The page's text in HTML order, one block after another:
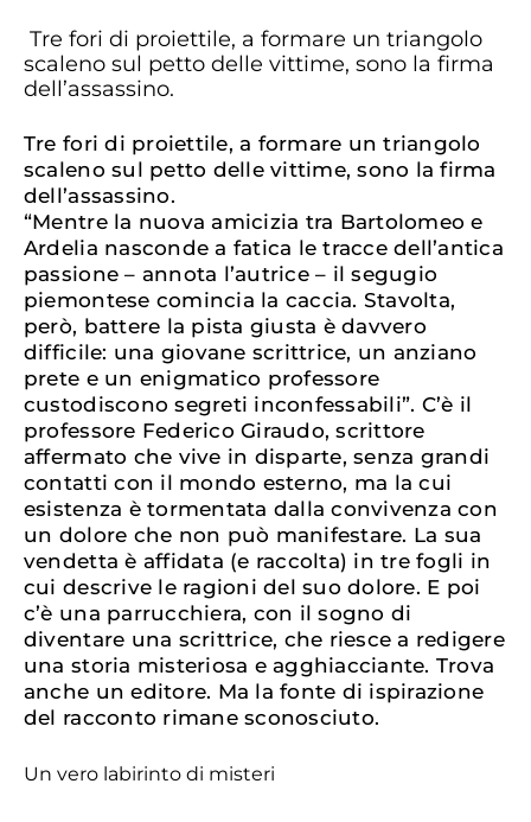
Tre fori di proiettile, a formare un triangolo
scaleno sul petto delle vittime, sono la firma
dell’assassino.
Tre fori di proiettile, a formare un triangolo
scaleno sul petto delle vittime, sono la firma
dell’assassino.
“Mentre la nuova amicizia tra Bartolomeo e
Ardelia nasconde a fatica le tracce dell’antica
passione – annota l’autrice – il segugio
piemontese comincia la caccia. Stavolta,
però, battere la pista giusta è davvero
difficile: una giovane scrittrice, un anziano
prete e un enigmatico professore
custodiscono segreti inconfessabili”. C’è il
professore Federico Giraudo, scrittore
affermato che vive in disparte, senza grandi
contatti con il mondo esterno, ma la cui
esistenza è tormentata dalla convivenza con
un dolore che non può manifestare. La sua
vendetta è affidata (e raccolta) in tre fogli in
cui descrive le ragioni del suo dolore. E poi
c’è una parrucchiera, con il sogno di
diventare una scrittrice, che riesce a redigere
una storia misteriosa e agghiacciante. Trova
anche un editore. Ma la fonte di ispirazione
del racconto rimane sconosciuto.
Un vero labirinto di misteri